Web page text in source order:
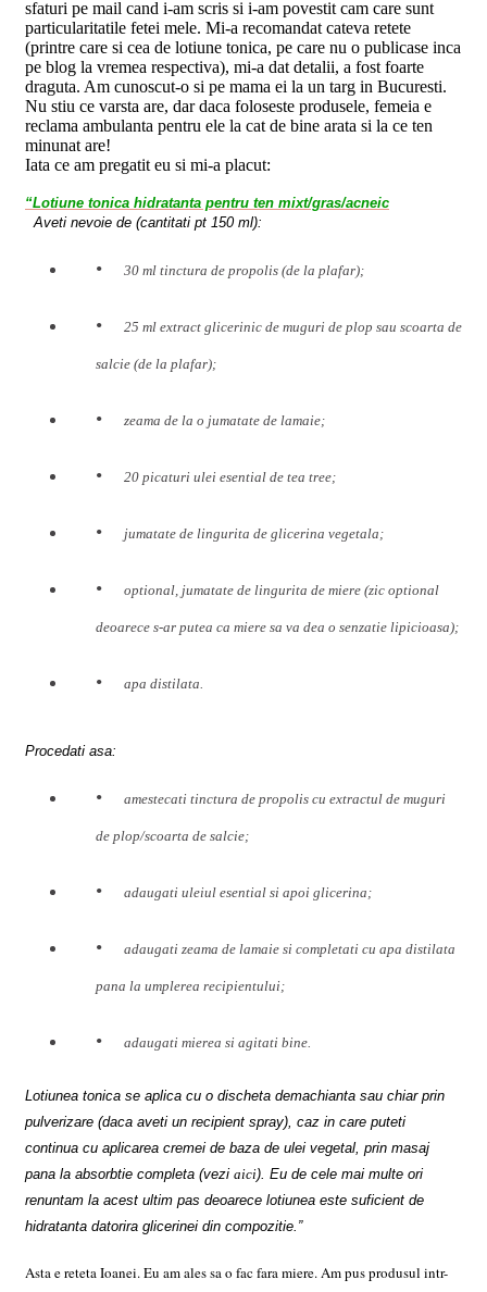
sfaturi pe mail cand i-am scris si i-am povestit cam care sunt
particularitatile fetei mele. Mi-a recomandat cateva retete
(printre care si cea de lotiune tonica, pe care nu o publicase inca
pe blog la vremea respectiva), mi-a dat detalii, a fost foarte
draguta. Am cunoscut-o si pe mama ei la un targ in Bucuresti.
Nu stiu ce varsta are, dar daca foloseste produsele, femeia e
reclama ambulanta pentru ele la cat de bine arata si la ce ten
minunat are!
Iata ce am pregatit eu si mi-a placut:
“Lotiune tonica hidratanta pentru ten mixt/gras/acneic
Aveti nevoie de (cantitati pt 150 ml):
30 ml tinctura de propolis (de la plafar);
25 ml extract glicerinic de muguri de plop sau scoarta de
salcie (de la plafar);
zeama de la o jumatate de lamaie;
20 picaturi ulei esential de tea tree;
jumatate de lingurita de glicerina vegetala;
optional, jumatate de lingurita de miere (zic optional
deoarece s-ar putea ca miere sa va dea o senzatie lipicioasa);
apa distilata.
Procedati asa:
amestecati tinctura de propolis cu extractul de muguri
de plop/scoarta de salcie;
adaugati uleiul esential si apoi glicerina;
adaugati zeama de lamaie si completati cu apa distilata
pana la umplerea recipientului;
adaugati mierea si agitati bine.
Lotiunea tonica se aplica cu o discheta demachianta sau chiar prin
pulverizare (daca aveti un recipient spray), caz in care puteti
continua cu aplicarea cremei de baza de ulei vegetal, prin masaj
pana la absorbtie completa (vezi aici). Eu de cele mai multe ori
renuntam la acest ultim pas deoarece lotiunea este suficient de
hidratanta datorira glicerinei din compozitie.”
Asta e reteta Ioanei. Eu am ales sa o fac fara miere. Am pus produsul intr-